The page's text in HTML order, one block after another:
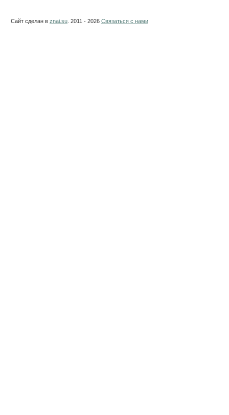
Сайт сделан в znai.su . 2011 - 2026 Связаться с нами